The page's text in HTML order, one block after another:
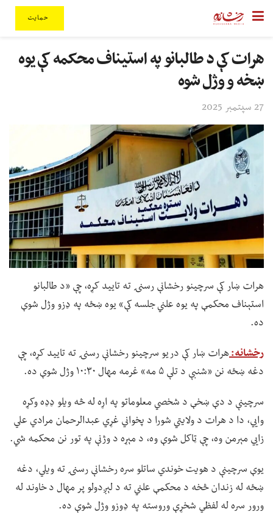
حمایت
هرات کې د طالبانو په استیناف محکمه کې یوه
ښخه و وژل شوه
27 سپتمبر 2025
هرات ښار کې سرچینو رخشانې رسنۍ ته تایید کړه، چې «د طالبانو
استېناف محکمې په یوه علني جلسه کې» یوه ښځه په ډزو وژل شوې
ده.
رخشانه:هرات ښار کې دریو سرچینو رخشانې رسنۍ ته تایید کړه، چې
دغه ښځه نن «شنبې د تلې ۵ مه» غرمه مهال ۱۰:۳۰ وژل شوې ده.
سرچینې د دې ښخې د شخصي معلوماتو په اړه له څه ویلو ډډه وکړه
وايي، دا د هرات د ولایتي شورا د پخواني غړي عبدالرحمان مرادي علي
زايي مېرمن وه، چې ټاکل شوې وه، د مېړه د وژنې په تور نن محکمه شي.
یوې سرچینې د هویت خوندي ساتلو سره رخشانې رسنۍ ته ویلي، دغه
ښځه له زندان څخه د محکمې علني ته د لېږدولو پر مهال د خاوند له
ورور سره له لفظي شخړې وروسته په ډوزو وژل شوې ده.